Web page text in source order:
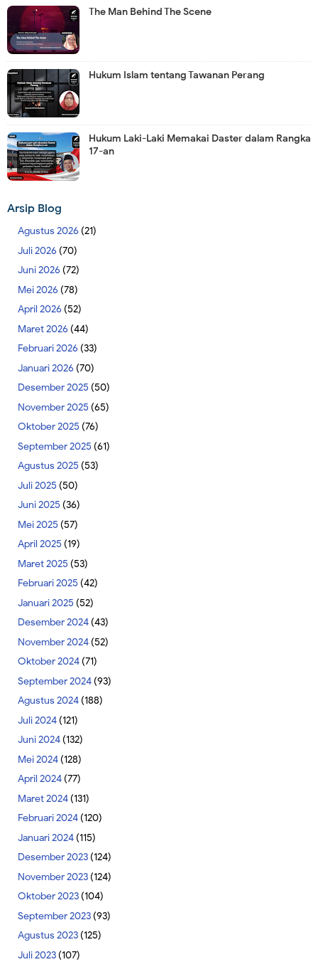
The Man Behind The Scene
Hukum Islam tentang Tawanan Perang
Hukum Laki-Laki Memakai Daster dalam Rangka
17-an
Arsip Blog
Agustus 2026 (21)
Juli 2026 (70)
Juni 2026 (72)
Mei 2026 (78)
April 2026 (52)
Maret 2026 (44)
Februari 2026 (33)
Januari 2026 (70)
Desember 2025 (50)
November 2025 (65)
Oktober 2025 (76)
September 2025 (61)
Agustus 2025 (53)
Juli 2025 (50)
Juni 2025 (36)
Mei 2025 (57)
April 2025 (19)
Maret 2025 (53)
Februari 2025 (42)
Januari 2025 (52)
Desember 2024(43)
November 2024(52)
Oktober 2024(71)
September 2024(93)
Agustus 2024(188)
Juli 2024(121)
Juni 2024(132)
Mei 2024(128)
April 2024(77)
Maret 2024(131)
Februari 2024(120)
Januari 2024(115)
Desember 2023(124)
November 2023(124)
Oktober 2023(104)
September 2023(93)
Agustus 2023(125)
Juli 2023(107)